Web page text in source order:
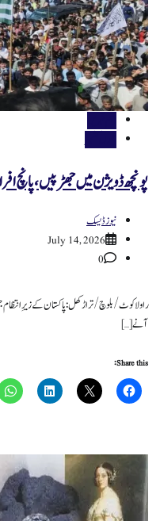
پونچھ ڈویژن میں جھڑپیں، پانچ
نیوز ڈیسک
July 14, 2026
0
راولاکوٹ / بلوچ / تراڑکھل: پاکستان کے زیرِ
آنے […]
Share this: